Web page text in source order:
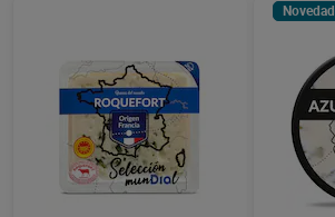
Novedad